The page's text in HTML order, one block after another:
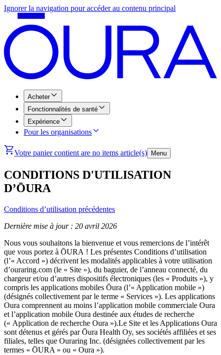
Ignorer la navigation pour accéder au contenu principal
Acheter
Fonctionnalités de santé
Expérience
Pour les organisations
Votre panier contient are no items article(s) Menu
CONDITIONS D'UTILISATION
D’ŌURA
Conditions d’utilisation précédentes
Dernière mise à jour : 20 avril 2026
Nous vous souhaitons la bienvenue et vous remercions de l’intérêt
que vous portez à ŌURA ! Les présentes Conditions d’utilisation
(l’« Accord ») décrivent les modalités applicables à votre utilisation
d’ouraring.com (le « Site »), du baguier, de l’anneau connecté, du
chargeur et/ou d’autres dispositifs électroniques (les « Produits »), y
compris les applications mobiles Ōura (l’« Application mobile »)
(désignés collectivement par le terme « Services »). Les applications
Oura comprennent au moins l’application mobile commerciale Oura
et l’application mobile Oura destinée aux études de recherche
(« Application de recherche Oura »).Le Site et les Applications Oura
sont détenus et gérés par Ōura Health Oy, ses sociétés affiliées et ses
filiales, telles que Ouraring Inc. (désignées collectivement par les
termes « ŌURA » ou « Oura »).